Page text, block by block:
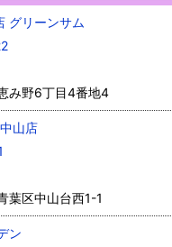
グリーンサム
み野6丁目4番地4
山店
葉区中山台西1-1
ン